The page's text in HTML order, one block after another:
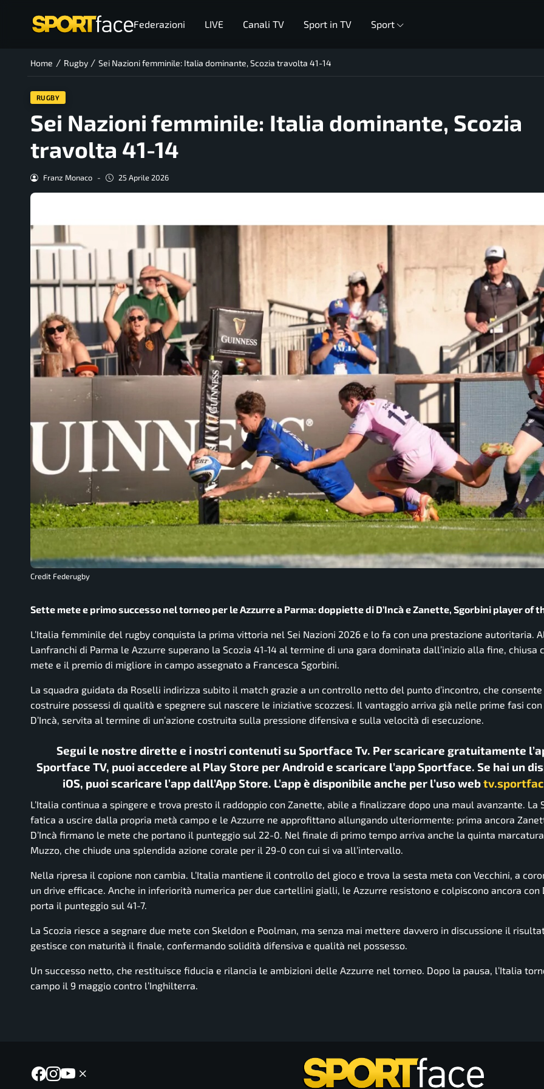
Federazioni LIVE Canali TV Sport in TV Sport
Home / Rugby / Sei Nazioni femminile: Italia dominante, Scozia travolta 41-14
RUGBY
Sei Nazioni femminile: Italia dominante, Scozia
travolta 41-14
Franz Monaco - 25 Aprile 2026
Credit Federugby
Sette mete e primo successo nel torneo per le Azzurre a Parma: doppiette di D’Incà e Zanette, Sgorbini player of
L’Italia femminile del rugby conquista la prima vittoria nel Sei Nazioni 2026 e lo fa con una prestazione autoritaria.
Lanfranchi di Parma le Azzurre superano la Scozia 41-14 al termine di una gara dominata dall’inizio alla fine, chiusa
mete e il premio di migliore in campo assegnato a Francesca Sgorbini.
La squadra guidata da Roselli indirizza subito il match grazie a un controllo netto del punto d’incontro, che consente
costruire possessi di qualità e spegnere sul nascere le iniziative scozzesi. Il vantaggio arriva già nelle prime fasi
D’Incà, servita al termine di un’azione costruita sulla pressione difensiva e sulla velocità di esecuzione.
Segui le nostre dirette e i nostri contenuti su Sportface Tv. Per scaricare gratuitamente
Sportface TV, puoi accedere al Play Store per Android e scaricare l’app Sportface. Se hai un
iOS, puoi scaricare l’app dall’App Store. L’app è disponibile anche per l’uso web
L’Italia continua a spingere e trova presto il raddoppio con Zanette, abile a finalizzare dopo una maul avanzante. La
fatica a uscire dalla propria metà campo e le Azzurre ne approfittano allungando ulteriormente: prima ancora
D’Incà firmano le mete che portano il punteggio sul 22-0. Nel finale di primo tempo arriva anche la quinta
Muzzo, che chiude una splendida azione corale per il 29-0 con cui si va all’intervallo.
Nella ripresa il copione non cambia. L’Italia mantiene il controllo del gioco e trova la sesta meta con Vecchini, a
un drive efficace. Anche in inferiorità numerica per due cartellini gialli, le Azzurre resistono e colpiscono ancora con
porta il punteggio sul 41-7.
La Scozia riesce a segnare due mete con Skeldon e Poolman, ma senza mai mettere davvero in discussione il
gestisce con maturità il finale, confermando solidità difensiva e qualità nel possesso.
Un successo netto, che restituisce fiducia e rilancia le ambizioni delle Azzurre nel torneo. Dopo la pausa, l’Italia
campo il 9 maggio contro l’Inghilterra.